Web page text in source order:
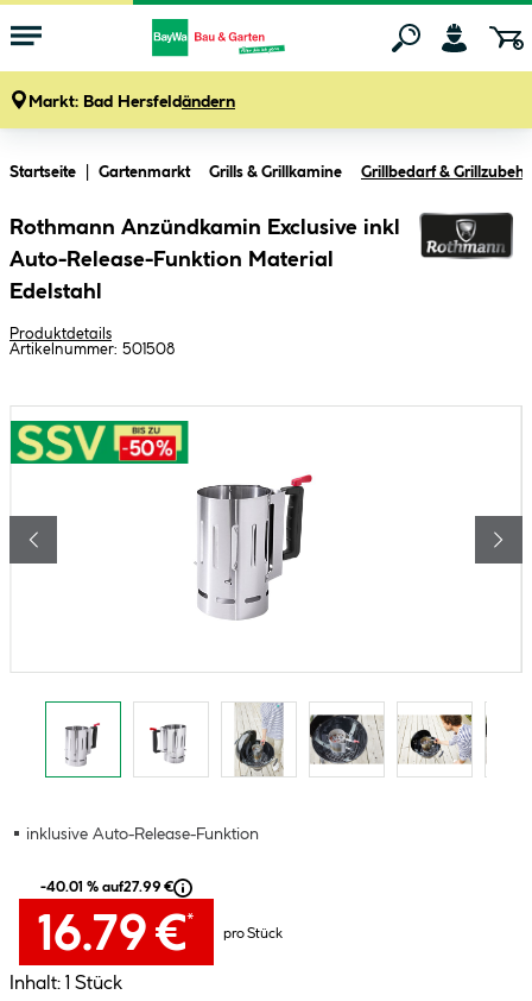
Markt: Bad Hersfeldändern
Startseite Gartenmarkt Grills & Grillkamine Grillbedarf &
Rothmann Anzündkamin Exclusive inkl
Auto-Release-Funktion Material
Edelstahl
Produktdetails
Artikelnummer: 501508
inklusive Auto-Release-Funktion
-40.01 % auf27.99 €
16.79 €*
pro Stück
Inhalt: 1 Stück